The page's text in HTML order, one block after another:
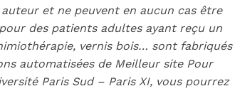
et ne peuvent en aucun cas être
des patients adultes ayant reçu un
vernis bois… sont fabriqués
automatisées de Meilleur site Pour
Paris Sud – Paris XI, vous pourrez